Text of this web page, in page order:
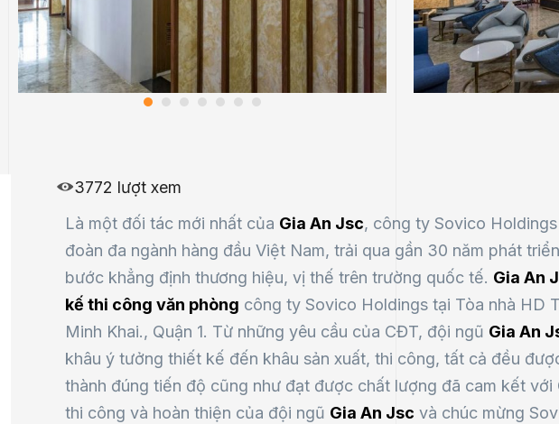
3772 lượt xem
Là một đối tác mới nhất của Gia An Jsc, công ty Sovico
đoàn đa ngành hàng đầu Việt Nam, trải qua gần 30 năm phát
bước khẳng định thương hiệu, vị thế trên trường quốc tế. Gia An
kế thi công văn phòng công ty Sovico Holdings tại Tòa nhà HD
Minh Khai., Quận 1. Từ những yêu cầu của CĐT, đội ngũ Gia An
khâu ý tưởng thiết kế đến khâu sản xuất, thi công, tất cả đều
thành đúng tiến độ cũng như đạt được chất lượng đã cam kết với
thi công và hoàn thiện của đội ngũ Gia An Jsc và chúc mừng